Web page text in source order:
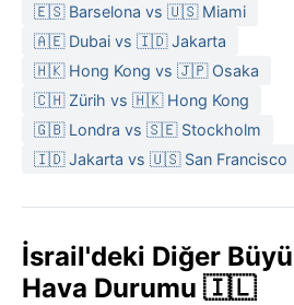
🇪🇸 Barselona vs 🇺🇸 Miami
🇦🇪 Dubai vs 🇮🇩 Jakarta
🇭🇰 Hong Kong vs 🇯🇵 Osaka
🇨🇭 Zürih vs 🇭🇰 Hong Kong
🇬🇧 Londra vs 🇸🇪 Stockholm
🇮🇩 Jakarta vs 🇺🇸 San Francisco
İsrail'deki Diğer
Hava Durumu 🇮🇱